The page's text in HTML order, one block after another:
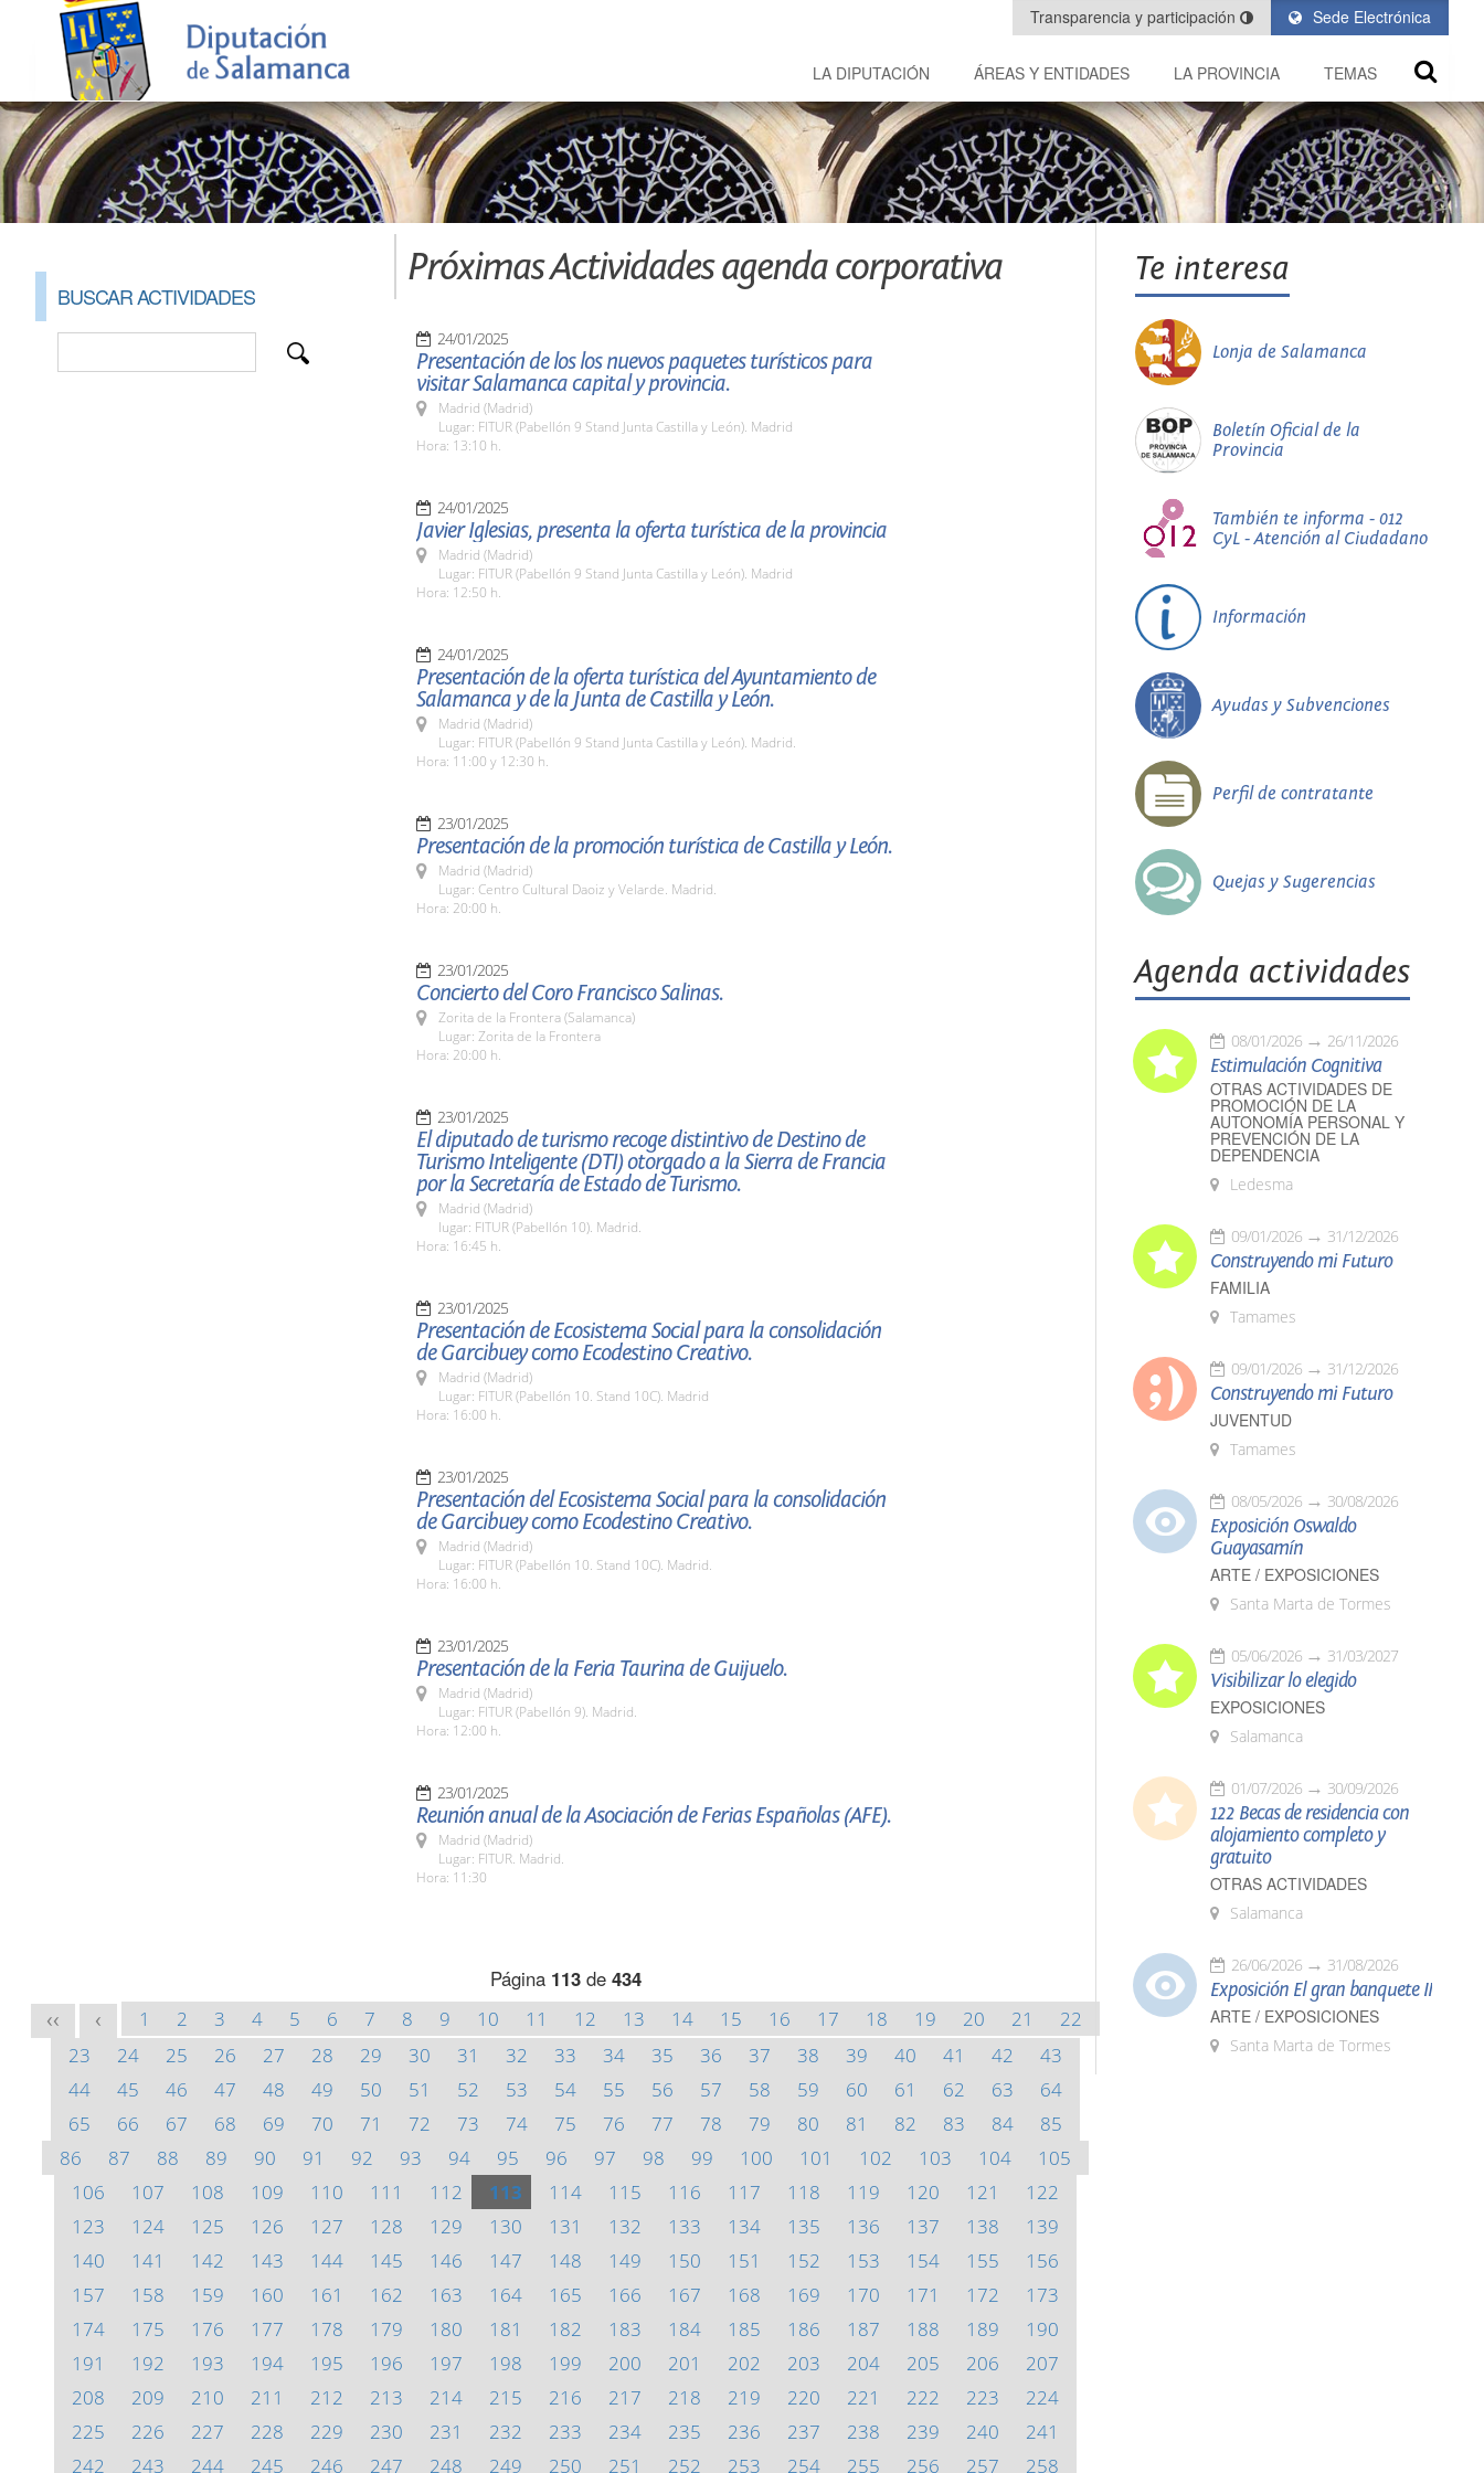
Sede Electrónica
Transparencia y participación
LA DIPUTACIÓN ÁREAS Y ENTIDADES LA PROVINCIA TEMAS
BUSCAR ACTIVIDADES
Próximas Actividades agenda corporativa
24/01/2025
Presentación de los los nuevos paquetes turísticos para
visitar Salamanca capital y provincia.
Madrid (Madrid)
Lugar: FITUR (Pabellón 9 Stand Junta Castilla y León). Madrid
Hora: 13:10 h.
24/01/2025
Javier Iglesias, presenta la oferta turística de la provincia
Madrid (Madrid)
Lugar: FITUR (Pabellón 9 Stand Junta Castilla y León). Madrid
Hora: 12:50 h.
24/01/2025
Presentación de la oferta turística del Ayuntamiento de
Salamanca y de la Junta de Castilla y León.
Madrid (Madrid)
Lugar: FITUR (Pabellón 9 Stand Junta Castilla y León). Madrid.
Hora: 11:00 y 12:30 h.
23/01/2025
Presentación de la promoción turística de Castilla y León.
Madrid (Madrid)
Lugar: Centro Cultural Daoiz y Velarde. Madrid.
Hora: 20:00 h.
23/01/2025
Concierto del Coro Francisco Salinas.
Zorita de la Frontera (Salamanca)
Lugar: Zorita de la Frontera
Hora: 20:00 h.
23/01/2025
El diputado de turismo recoge distintivo de Destino de
Turismo Inteligente (DTI) otorgado a la Sierra de Francia
por la Secretaría de Estado de Turismo.
Madrid (Madrid)
lugar: FITUR (Pabellón 10). Madrid.
Hora: 16:45 h.
23/01/2025
Presentación de Ecosistema Social para la consolidación
de Garcibuey como Ecodestino Creativo.
Madrid (Madrid)
Lugar: FITUR (Pabellón 10. Stand 10C). Madrid
Hora: 16:00 h.
23/01/2025
Presentación del Ecosistema Social para la consolidación
de Garcibuey como Ecodestino Creativo.
Madrid (Madrid)
Lugar: FITUR (Pabellón 10. Stand 10C). Madrid.
Hora: 16:00 h.
23/01/2025
Presentación de la Feria Taurina de Guijuelo.
Madrid (Madrid)
Lugar: FITUR (Pabellón 9). Madrid.
Hora: 12:00 h.
23/01/2025
Reunión anual de la Asociación de Ferias Españolas (AFE).
Madrid (Madrid)
Lugar: FITUR. Madrid.
Hora: 11:30
Página 113de 434
<< < 1 2 3 4 5 6 7 8 9 10 11 12 13 14 15 16 17 18 19 20 21
22
23
24 25 26 27 28 29 30 31 32 33 34 35 36 37 38 39 40 41 42
43
44
45 46 47 48 49 50 51 52 53 54 55 56 57 58 59 60 61 62 63
64
65
66 67 68 69 70 71 72 73 74 75 76 77 78 79 80 81 82 83 84
85
86
87 88 89 90 91 92 93 94 95 96 97 98 99 100 101 102 103 104
105
106
107 108 109 110 111 112 113 114 115 116 117 118 119 120 121
122
123
124 125 126 127 128 129 130 131 132 133 134 135 136 137 138
139
140
141 142 143 144 145 146 147 148 149 150 151 152 153 154 155
156
157
158 159 160 161 162 163 164 165 166 167 168 169 170 171 172
173
174
175 176 177 178 179 180 181 182 183 184 185 186 187 188 189
190
191
192 193 194 195 196 197 198 199 200 201 202 203 204 205 206
207
208
209 210 211 212 213 214 215 216 217 218 219 220 221 222 223
224
225
226 227 228 229 230 231 232 233 234 235 236 237 238 239 240
241
242
243 244 245 246 247 248 249 250 251 252 253 254 255 256 257 258
Te interesa
Lonja de Salamanca
Boletín Oficial de la
Provincia
También te informa - 012
CyL - Atención al Ciudadano
Información
Ayudas y Subvenciones
Perfil de contratante
Quejas y Sugerencias
Agenda actividades
08/01/2026 26/11/2026
Estimulación Cognitiva
OTRAS ACTIVIDADES DE
PROMOCIÓN DE LA
AUTONOMÍA PERSONAL Y
PREVENCIÓN DE LA
DEPENDENCIA
Ledesma
09/01/2026 31/12/2026
Construyendo mi Futuro
FAMILIA
Tamames
09/01/2026 31/12/2026
Construyendo mi Futuro
JUVENTUD
Tamames
08/05/2026 30/08/2026
Exposición Oswaldo
Guayasamín
ARTE / EXPOSICIONES
Santa Marta de Tormes
05/06/2026 31/03/2027
Visibilizar lo elegido
EXPOSICIONES
Salamanca
01/07/2026 30/09/2026
122 Becas de residencia con
alojamiento completo y
gratuito
OTRAS ACTIVIDADES
Salamanca
26/06/2026 31/08/2026
Exposición El gran banquete II
ARTE / EXPOSICIONES
Santa Marta de Tormes